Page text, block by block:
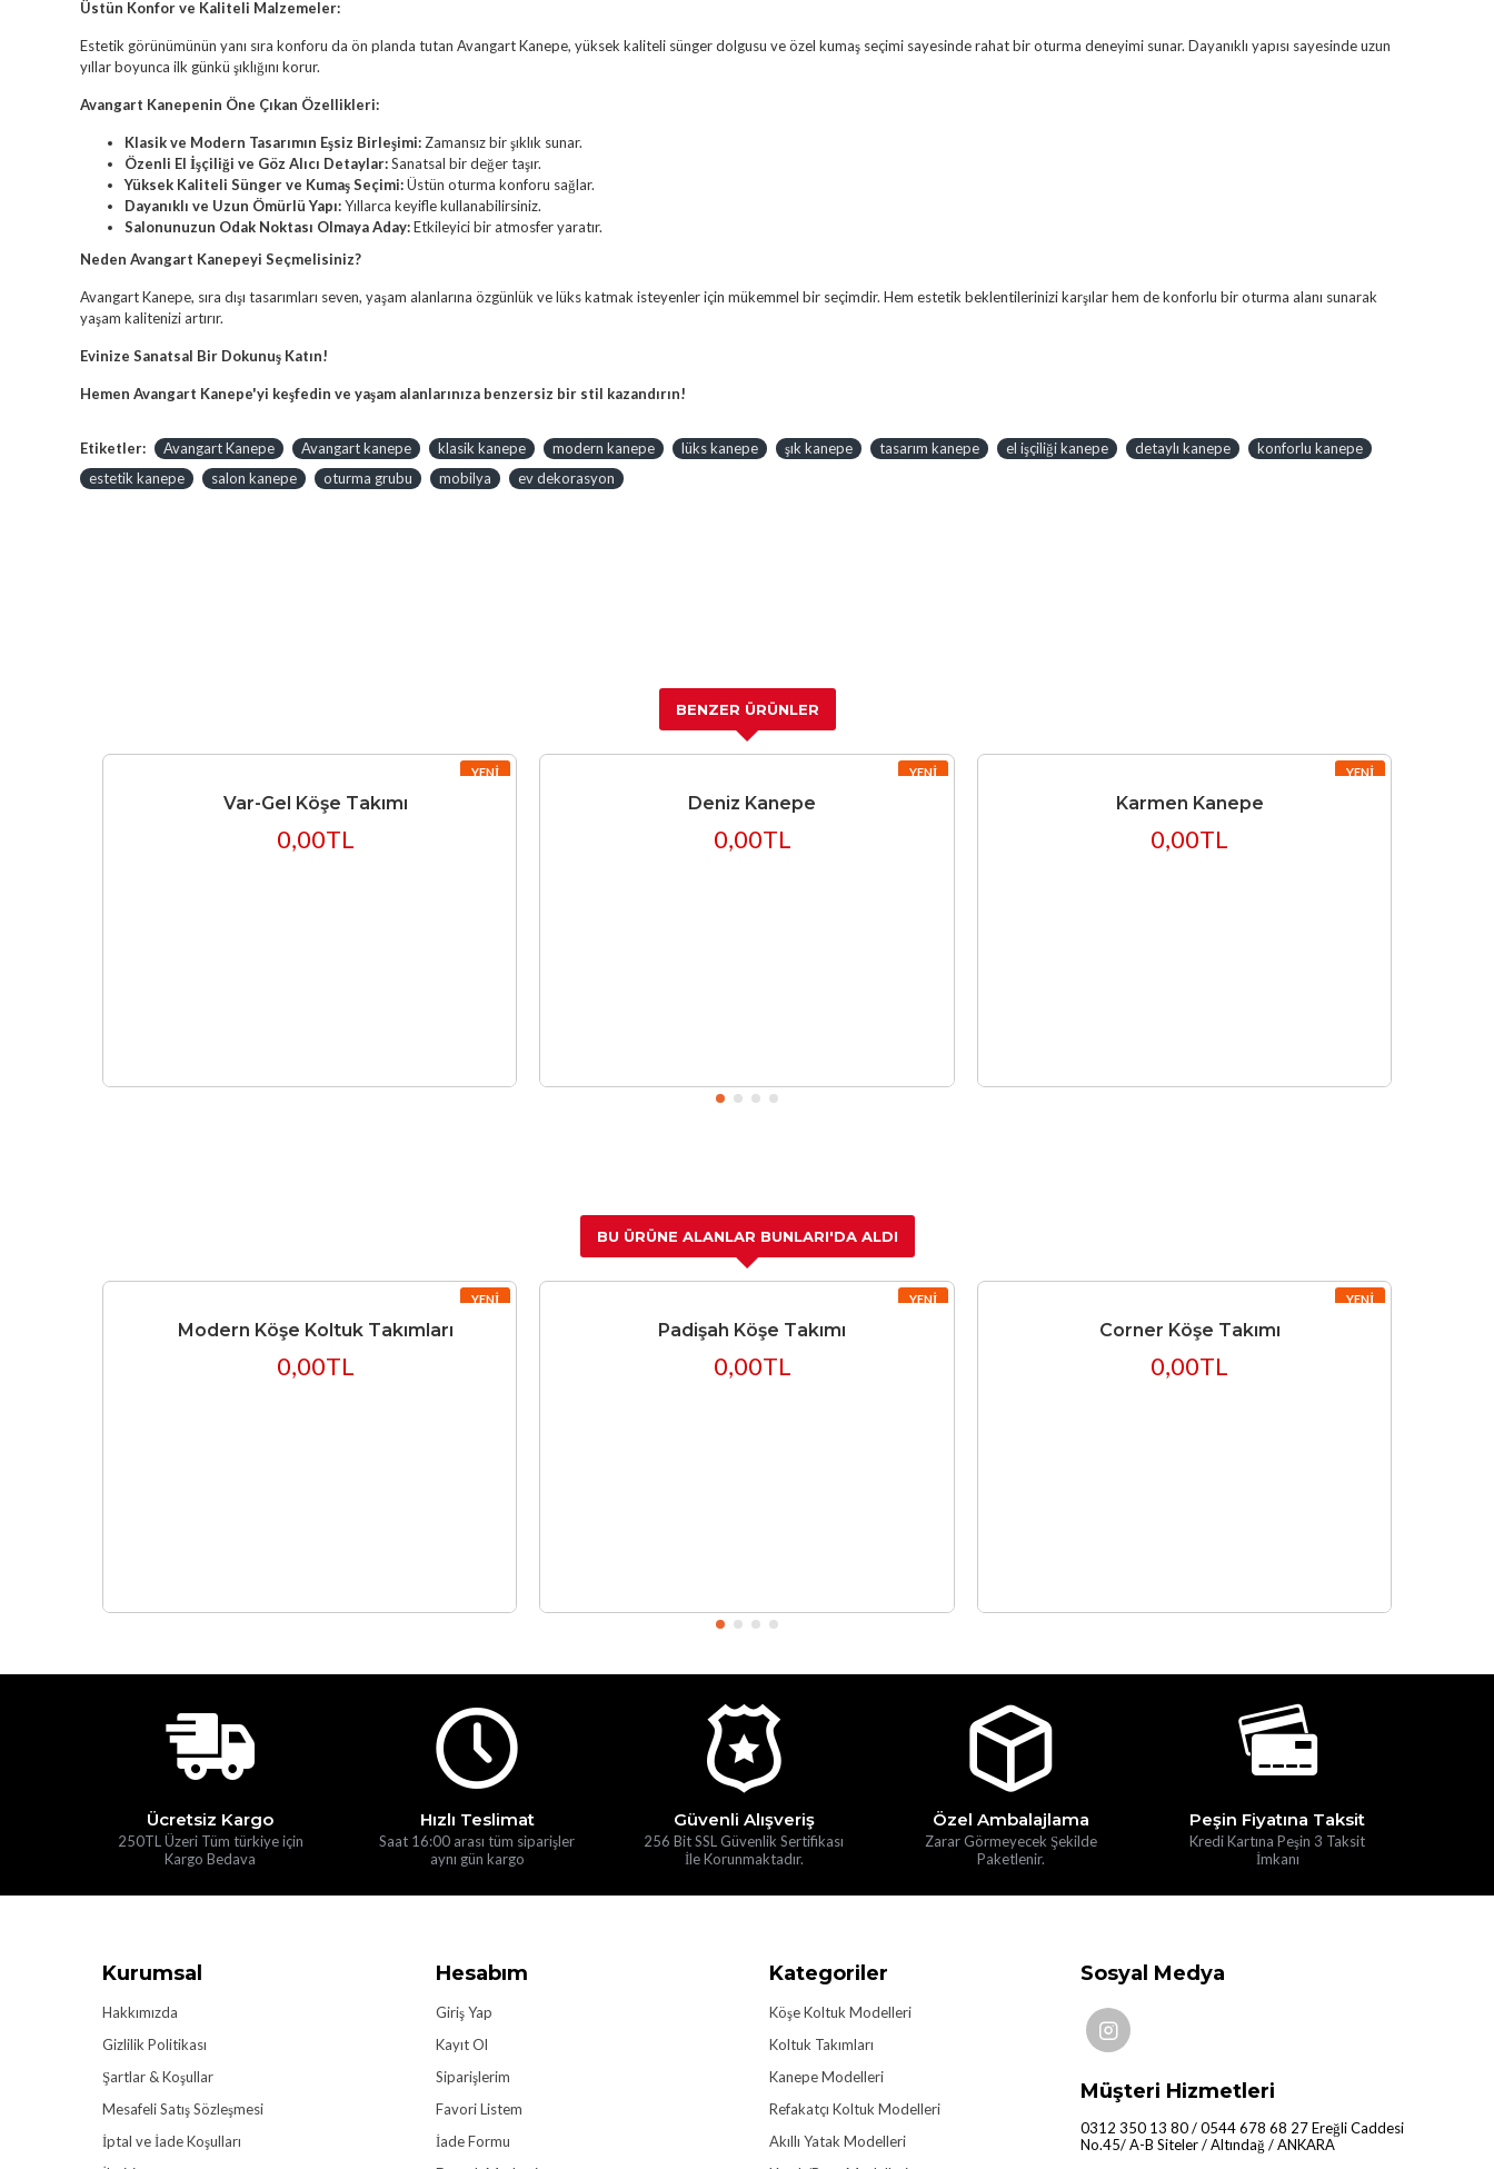
Üstün Konfor ve Kaliteli Malzemeler:
Estetik görünümünün yanı sıra konforu da ön planda tutan Avangart Kanepe, yüksek kaliteli sünger dolgusu ve özel kumaş seçimi sayesinde rahat bir oturma deneyimi sunar. Dayanıklı yapısı sayesinde uzun
yıllar boyunca ilk günkü şıklığını korur.
Avangart Kanepenin Öne Çıkan Özellikleri:
Klasik ve Modern Tasarımın Eşsiz Birleşimi: Zamansız bir şıklık sunar.
Özenli El İşçiliği ve Göz Alıcı Detaylar:Sanatsal bir değer taşır.
Yüksek Kaliteli Sünger ve Kumaş Seçimi:Üstün oturma konforu sağlar.
Dayanıklı ve Uzun Ömürlü Yapı:Yıllarca keyifle kullanabilirsiniz.
Salonunuzun Odak Noktası Olmaya Aday:Etkileyici bir atmosfer yaratır.
Neden Avangart Kanepeyi Seçmelisiniz?
Avangart Kanepe, sıra dışı tasarımları seven, yaşam alanlarına özgünlük ve lüks katmak isteyenler için mükemmel bir seçimdir. Hem estetik beklentilerinizi karşılar hem de konforlu bir oturma alanı sunarak
yaşam kalitenizi artırır.
Evinize Sanatsal Bir Dokunuş Katın!
Hemen Avangart Kanepe'yi keşfedin ve yaşam alanlarınıza benzersiz bir stil kazandırın!
Etiketler: Avangart Kanepe Avangart kanepe klasik kanepe modern kanepe lüks kanepe şık kanepe tasarım kanepe el işçiliği kanepe detaylı kanepe
konforlu kanepe
estetik kanepe
salon kanepe oturma grubu mobilya ev dekorasyon
BENZER ÜRÜNLER
YENI
Var-Gel Köşe Takımı
0,00TL
YENI
Deniz Kanepe
0,00TL
YENI
Karmen Kanepe
0,00TL
BU ÜRÜNE ALANLAR BUNLARI'DA ALDI
YENI
Modern Köşe Koltuk Takımları
0,00TL
YENI
Padişah Köşe Takımı
0,00TL
YENI
Corner Köşe Takımı
0,00TL
Ücretsiz Kargo
250TL Üzeri Tüm türkiye için
Kargo Bedava
Hızlı Teslimat
Saat 16:00 arası tüm siparişler
aynı gün kargo
Güvenli Alışveriş
256 Bit SSL Güvenlik Sertifikası
İle Korunmaktadır.
Özel Ambalajlama
Zarar Görmeyecek Şekilde
Paketlenir.
Peşin Fiyatına Taksit
Kredi Kartına Peşin 3 Taksit
İmkanı
Kurumsal
Hakkımızda
Gizlilik Politikası
Şartlar & Koşullar
Mesafeli Satış Sözleşmesi
İptal ve İade Koşulları
Hesabım
Giriş Yap
Kayıt Ol
Siparişlerim
Favori Listem
İade Formu
Kategoriler
Köşe Koltuk Modelleri
Koltuk Takımları
Kanepe Modelleri
Refakatçı Koltuk Modelleri
Akıllı Yatak Modelleri
Sosyal Medya
Müşteri Hizmetleri
0312 350 13 80 / 0544 678 68 27 Ereğli Caddesi
No.45/ A-B Siteler / Altındağ / ANKARA